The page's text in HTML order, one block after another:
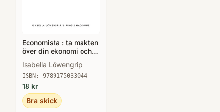
Economista : ta makten
över din ekonomi och
Isabella Löwengrip
ISBN: 9789175033044
18 kr
Bra skick